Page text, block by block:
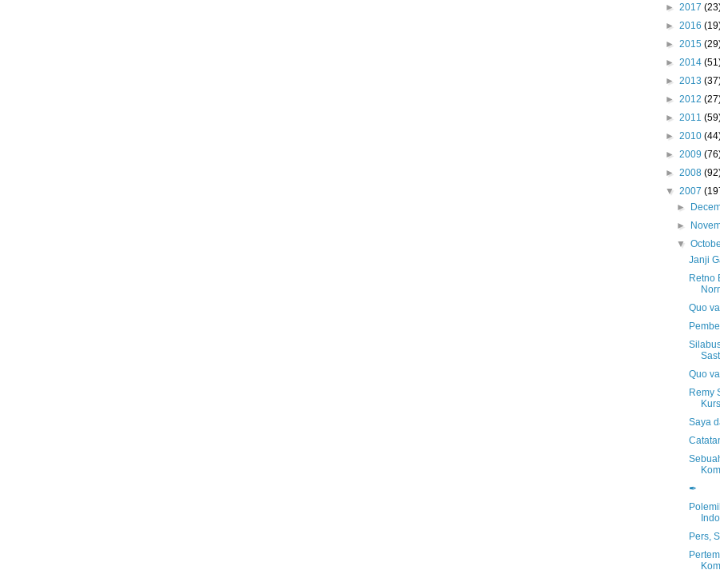
► 2017
► 2016
► 2015
► 2014
► 2013
► 2012
► 2011
► 2010
► 2009
► 2008
▼ 2007
►
►
▼
Janji
Retno
Quo
Quo
Remy
Saya
✒
Pers,